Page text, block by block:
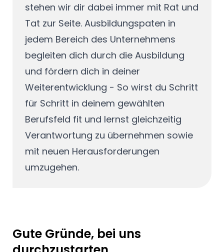
stehen wir dir dabei immer mit Rat und
Tat zur Seite. Ausbildungspaten in
jedem Bereich des Unternehmens
begleiten dich durch die Ausbildung
und fördern dich in deiner
Weiterentwicklung - So wirst du Schritt
für Schritt in deinem gewählten
Berufsfeld fit und lernst gleichzeitig
Verantwortung zu übernehmen sowie
mit neuen Herausforderungen
umzugehen.
Gute Gründe, bei uns